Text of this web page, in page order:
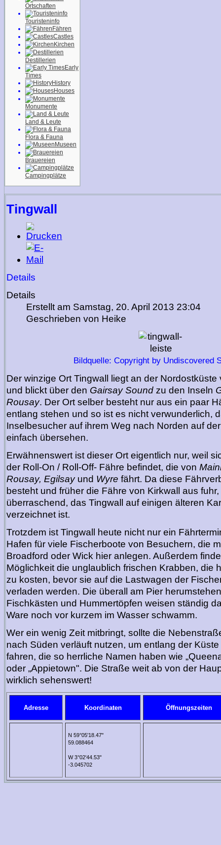
Ortschaften
Touristeninfo
Fähren
Castles
Kirchen
Destillerien
Early
Times
History
Houses
Monumente
Land & Leute
Flora & Fauna
Museen
Brauereien
Campingplätze
Tingwall
Details
Details
Erstellt am Samstag, 20. April 2013 23:04
Geschrieben von Heike
Bildquelle: Copyright by Undiscovered
Der winzige Ort Tingwall liegt an der
und blickt über den Gairsay Sound zu den Inseln
Rousay. Der Ort selber besteht nur aus ein paar
entlang stehen und so ist es nicht verwunderlich,
Inselbesucher auf ihrem Weg nach Norden auf
einfach übersehen.
Erwähnenswert ist dieser Ort eigentlich nur, weil
der Roll-On / Roll-Off- Fähre befindet, die von
Rousay, Egilsayund Wyre fährt. Da diese
besteht und früher die Fähre von Kirkwall aus
überraschend, das Tingwall auf einigen älteren
verzeichnet ist.
Trotzdem ist Tingwall heute nicht nur ein
Hafen für viele Fischerboote von Besuchern, die
Broadford oder Wick hier anlegen. Außerdem
Möglichkeit die unglaublich frischen Krabben, die
zu kosten, bevor sie auf die Lastwagen der
verladen werden. Die überall am Pier
Fischkästen und Hummertöpfen weisen ständig
Ware noch vor kurzem im Wasser schwamm.
Wer ein wenig Zeit mitbringt, sollte die
nach Süden verläuft nutzen, um entlang der
fahren, die so herrliche Namen haben wie
oder „Appietown". Die Straße weit ab von der
wirklich sehenswert!
Adresse Koordinaten Öffnungszeiten
N 59°05'18.47"
59.088464
W 3°02'44.53"
-3.045702